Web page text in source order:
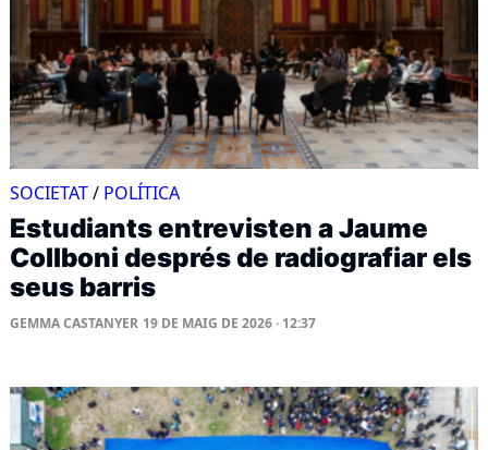
SOCIETAT/ POLÍTICA
Estudiants entrevisten a Jaume
Collboni després de radiografiar els
seus barris
GEMMA CASTANYER 19 DE MAIG DE 2026 · 12:37